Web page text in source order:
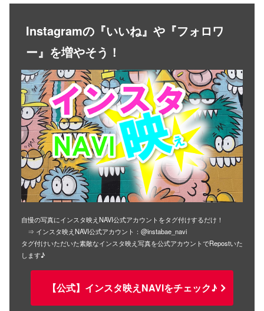
Instagramの『いいね』や『フォロワ
ー』を増やそう！
自慢の写真にインスタ映えNAVI公式アカウントをタグ付けするだけ！
⇒ インスタ映えNAVI公式アカウント：@instabae_navi
タグ付けいただいた素敵なインスタ映え写真を公式アカウントでRepostいた
します♪
【公式】インスタ映えNAVIをチェック♪